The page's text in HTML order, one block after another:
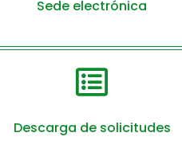
Sede electrónica

Descarga de solicitudes